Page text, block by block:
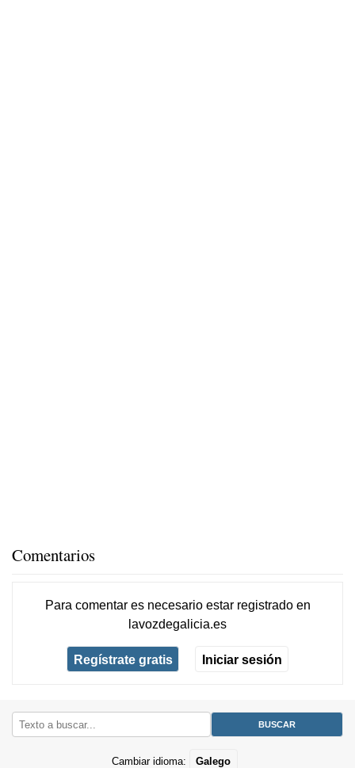
Comentarios
Para comentar es necesario estar registradoen
lavozdegalicia.es
Regístrate gratis Iniciar sesión
Cambiar idioma: Galego